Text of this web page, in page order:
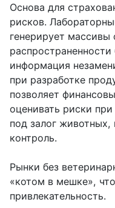
Основа для
рисков.
генерирует
информация
при разработке
позволяет
оценивать риски
под залог
контроль.
Рынки без
«котом в мешке»,
привлекательность.